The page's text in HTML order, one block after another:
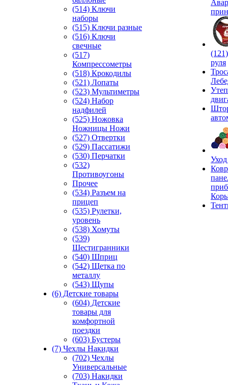
(514) Ключи
наборы
(515) Ключи разные
(516) Ключи
свечные
(517)
Компрессометры
(518) Крокодилы
(521) Лопаты
(523) Мультиметры
(524) Набор
надфилей
(525) Ножовка
Ножницы Ножи
(527) Отвертки
(529) Пассатижи
(530) Перчатки
(532)
Противоугоны
Прочее
(534) Разъем на
прицеп
(535) Рулетки,
уровень
(538) Хомуты
(539)
Шестигранники
(540) Шприц
(542) Щетка по
металлу
(543) Щупы
(6) Детские товары
(604) Детские
товары для
комфортной
поездки
(603) Бустеры
(7) Чехлы Накидки
(702) Чехлы
Универсальные
(703) Накидки
руля
Уход